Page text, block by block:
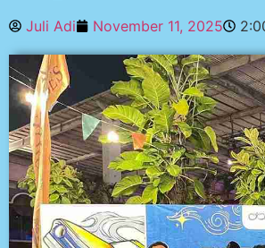
Juli Adi November 11, 2025